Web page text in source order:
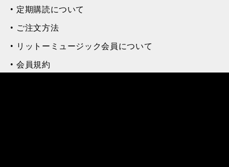
定期購読について
ご注文方法
リットーミュージック会員について
会員規約